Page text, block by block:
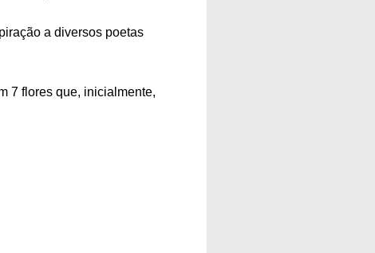
a diversos poetas
7 flores que, inicialmente,